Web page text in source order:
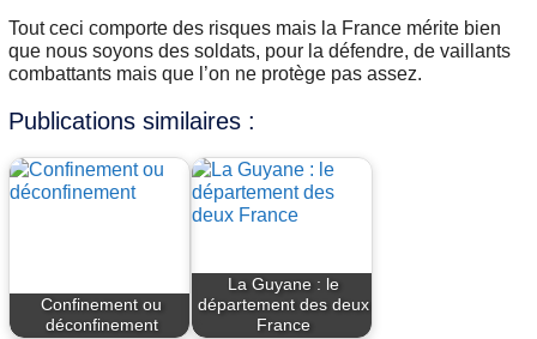
Tout ceci comporte des risques mais la France mérite bien
que nous soyons des soldats, pour la défendre, de vaillants
combattants mais que l’on ne protège pas assez.
Publications similaires :
Confinement ou
déconfinement
La Guyane : le
département des deux
France